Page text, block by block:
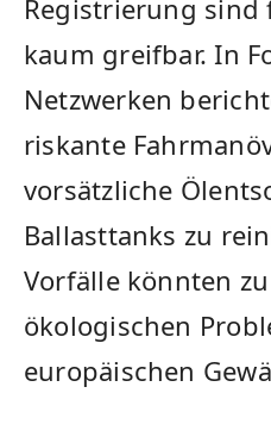
Registrierung sind
kaum greifbar. In
Netzwerken
riskante
vorsätzliche
Ballasttanks zu
Vorfälle könnten
ökologischen
europäischen